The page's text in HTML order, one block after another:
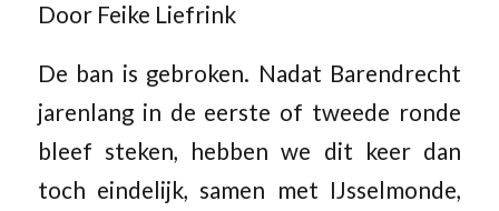
Door Feike Liefrink
De ban is gebroken. Nadat Barendrecht
jarenlang in de eerste of tweede ronde
bleef steken, hebben we dit keer dan
toch eindelijk, samen met IJsselmonde,